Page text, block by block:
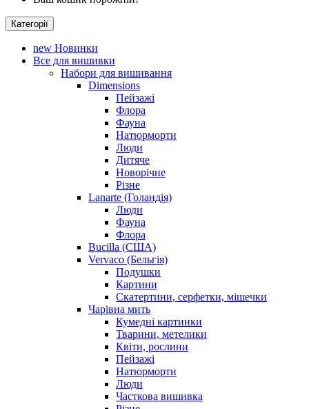
Категорії
new Новинки
Все для вишивки
Набори для вишивання
Dimensions
Пейзажі
Флора
Фауна
Натюрморти
Люди
Дитяче
Новорічне
Різне
Lanarte (Голандія)
Люди
Фауна
Флора
Bucilla (США)
Vervaco (Бельгія)
Подушки
Картини
Скатертини, серфетки, мішечки
Чарiвна мить
Кумедні картинки
Тварини, метелики
Квіти, рослини
Пейзажі
Натюрморти
Люди
Часткова вишивка